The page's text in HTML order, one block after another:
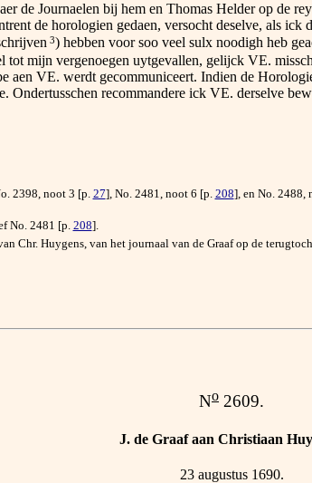
de Journaelen bij hem en Thomas Helder op de
de horologien gedaen, versocht deselve, als
3) hebben voor soo veel sulx noodigh heb
tot mijn vergenoegen uytgevallen, gelijck VE.
aen VE. werdt gecommuniceert. Indien de
Ondertusschen recommandere ick VE. derselve
2398, noot 3 [p. 27], No. 2481, noot 6 [p. 208], en No. 2488,
No. 2481 [p. 208].
Chr. Huygens, van het journaal van de Graaf op de
No 2609.
J. de Graaf aan Christiaan
23 augustus 1690.